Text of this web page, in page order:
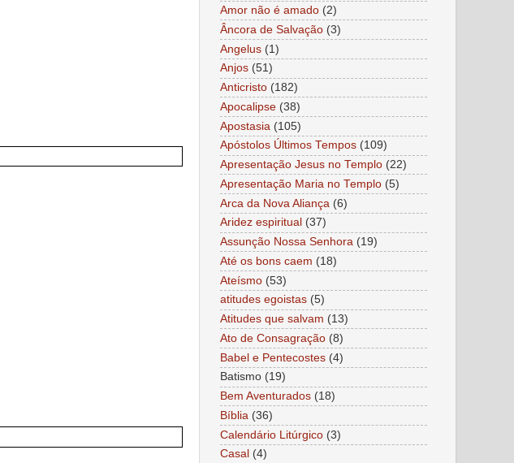
Amor não é amado (2)
Âncora de Salvação (3)
Angelus (1)
Anjos (51)
Anticristo (182)
Apocalipse (38)
Apostasia (105)
Apóstolos Últimos Tempos (109)
Apresentação Jesus no Templo (22)
Apresentação Maria no Templo (5)
Arca da Nova Aliança (6)
Aridez espiritual (37)
Assunção Nossa Senhora (19)
Até os bons caem (18)
Ateísmo (53)
atitudes egoistas (5)
Atitudes que salvam (13)
Ato de Consagração (8)
Babel e Pentecostes (4)
Batismo (19)
Bem Aventurados (18)
Bíblia (36)
Calendário Litúrgico (3)
Casal (4)